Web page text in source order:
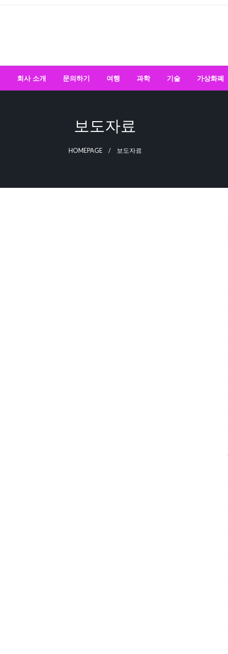
회사 소개 문의하기 여행 과학 기술 가상화폐
보도자료
HOMEPAGE 보도자료